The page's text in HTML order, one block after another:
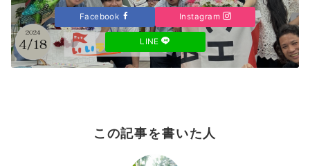
Facebook Instagram
LINE
この記事を書いた人